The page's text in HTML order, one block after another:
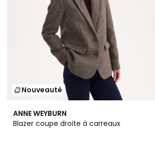
Nouveauté
ANNE WEYBURN
Blazer coupe droite à carreaux